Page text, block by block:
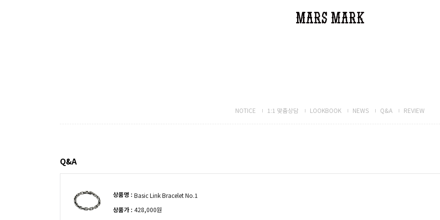
NOTICE 1:1 맞춤상담 LOOKBOOK NEWS Q&A REVIEW
Q&A
상품명 : Basic Link Bracelet No.1
상품가 : 428,000원